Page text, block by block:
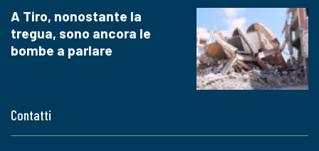
Contatti
A Tiro, nonostante la
tregua, sono ancora le
bombe a parlare